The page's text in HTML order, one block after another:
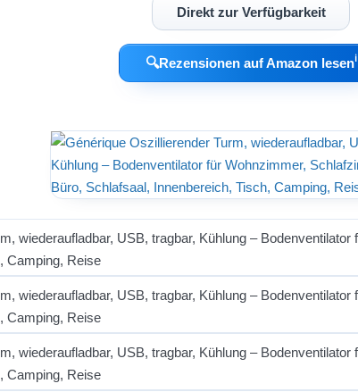
Direkt zur Verfügbarkeit
🔍Rezensionen auf Amazon lesenℹ︎